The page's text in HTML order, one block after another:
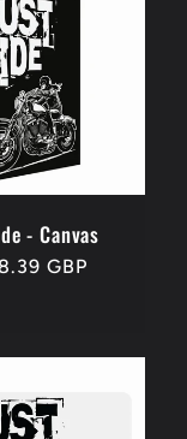
- Canvas
GBP